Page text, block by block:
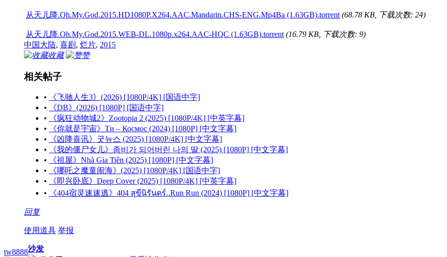
从天儿降.Oh.My.God.2015.HD1080P.X264.AAC.Mandarin.CHS-ENG.Mp4Ba (1.63GB).torrent (68.78 KB, 下载次数: 24)
从天儿降.Oh.My.God.2015.WEB-DL.1080p.x264.AAC-HQC (1.63GB).torrent (16.79 KB, 下载次数: 9)
中国大陆, 喜剧 , 烂片, 2015
收藏
赞
相关帖子
•
《飞驰人生3》(2026) [1080P/4K] [国语中字]
•
《DB》(2026) [1080P] [国语中字]
•
《疯狂动物城2》Zootopia 2 (2025) [1080P/4K] [中英字幕]
•
《你就是宇宙》Ти – Космос (2024) [1080P] [中文字幕]
•
《凶降喜讯》굿뉴스 (2025) [1080P/4K] [中文字幕]
•
《我的僵尸女儿》좀비가 되어버린 나의 딸 (2025) [1080P] [中文字幕]
•
《祖屋》Nhà Gia Tiên (2025) [1080P] [中文字幕]
•
《哪吒之魔童闹海》(2025) [1080P/4K] [国语中字]
•
《即兴卧底》Deep Cover (2025) [1080P/4K] [中英字幕]
•
《404宿灵速速逃》404 สุขีนิรันดร์..Run Run (2024) [1080P] [中文字幕]
回复
使用道具 举报
tw8888沙发